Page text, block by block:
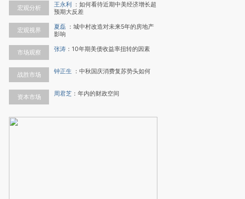
宏观分析 王永利 ： 如何看待近期中美经济增长超
预期大反差
宏观视界 夏磊 ： 城中村改造对未来5年的房地产
影响
市场观察 张涛 ： 10年期美债收益率扭转的因素
战胜市场 钟正生 ： 中秋国庆消费复苏势头如何
资本市场 周君芝 ： 年内的财政空间